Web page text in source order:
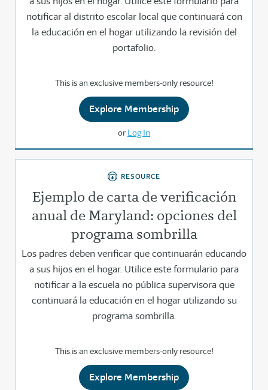
notificar al distrito escolar local que continuará con
la educación en el hogar utilizando la revisión del
portafolio.
This is an exclusive members-only resource!
Explore Membership
or Log In
RESOURCE
Ejemplo de carta de verificación
anual de Maryland: opciones del
programa sombrilla
Los padres deben verificar que continuarán educando
a sus hijos en el hogar. Utilice este formulario para
notificar a la escuela no pública supervisora que
continuará la educación en el hogar utilizando su
programa sombrilla.
This is an exclusive members-only resource!
Explore Membership